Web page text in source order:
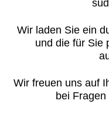
Wir laden Sie ein
und die für Sie
Wir freuen uns auf
bei